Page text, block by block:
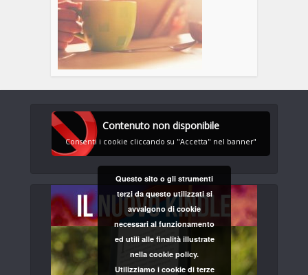
Contenuto non disponibile
Consenti i cookie cliccando su "Accetta" nel banner"
Questo sito o gli strumenti
terzi da questo utilizzati si
avvalgono di cookie
necessari al funzionamento
ed utili alle finalità illustrate
nella cookie policy.
Utilizziamo i cookie di terze